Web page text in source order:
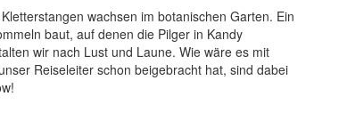
wachsen im botanischen Garten. Ein
baut, auf denen die Pilger in Kandy
wir nach Lust und Laune. Wie wäre es mit
Reiseleiter schon beigebracht hat, sind dabei